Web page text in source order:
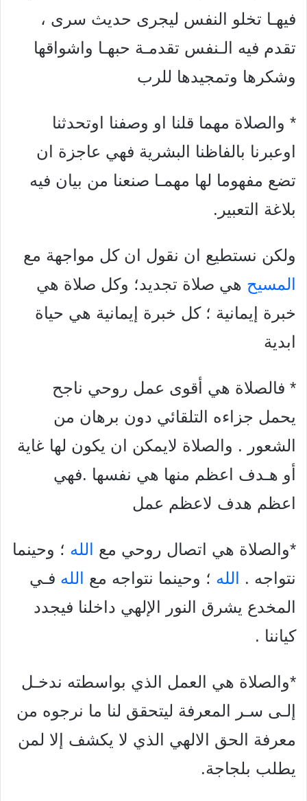
فيهـا تخلو النفس ليجرى حديث سرى ،
تقدم فيه الـنفس تقدمـة حبهـا واشواقها
وشكرها وتمجيدها للرب
* والصلاة مهما قلنا او وصفنا اوتحدثنا
اوعبرنا بالفاظنا البشرية فهي عاجزة ان
تضع مفهوما لها مهمـا صنعنا من بيان فيه
بلاغة
التعبير.
ولكن نستطيع ان نقول ان كل مواجهة مع
المسيح هي صلاة تجديد؛ وكل صلاة هي
خبرة إيمانية ؛ كل خبرة إيمانية هي حياة
ابدية
* فالصلاة هي أقوى عمل روحي ناجح
يحمل جزاءه التلقائي دون برهان من
الشعور . والصلاة لايمكن ان يكون لها غاية
أو هـدف اعظم منها هي نفسها .فهي
اعظم هدف لاعظم عمل
*والصلاة هي اتصال روحي مع الله ؛ وحينما
نتواجه .
الله ؛ وحينما نتواجه مع الله فـي
المخدع يشرق النور الإلهي داخلنا فيجدد
كياننا .
*والصلاة هي العمل الذي بواسطته ندخـل
إلـى سـر المعرفة ليتحقق لنا ما نرجوه من
معرفة الحق الالهي الذي لا يكشف إلا لمن
يطلب بلجاجة.